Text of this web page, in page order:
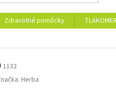
Zdravotné pomôcky
1132
Herba